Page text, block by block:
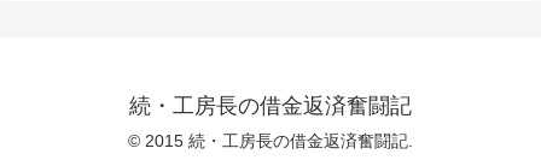
続・工房長の借金返済奮闘記
© 2015 続・工房長の借金返済奮闘記.